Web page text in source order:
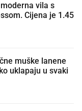
vila s
Cijena je 1.45
muške lanene
uklapaju u svaki